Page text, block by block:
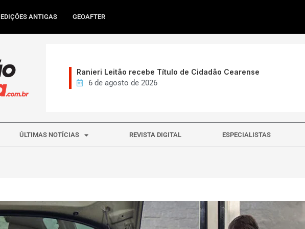
EDIÇÕES ANTIGAS GEOAFTER
Ranieri Leitão recebe Título de Cidadão Cearense
6 de agosto de 2026
ÚLTIMAS NOTÍCIAS REVISTA DIGITAL ESPECIALISTAS